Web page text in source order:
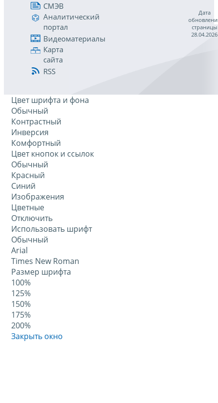
СМЭВ
Аналитический
портал
Видеоматериалы
Карта
сайта
RSS
Дата
страницы
28.04.2026
Цвет шрифта и фона
Обычный
Контрастный
Инверсия
Комфортный
Цвет кнопок и ссылок
Обычный
Красный
Синий
Изображения
Цветные
Отключить
Использовать шрифт
Обычный
Arial
Times New Roman
Размер шрифта
100%
125%
150%
175%
200%
Закрыть окно